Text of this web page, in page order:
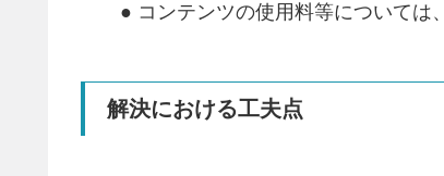
● コンテンツの使用料等については
解決における工夫点